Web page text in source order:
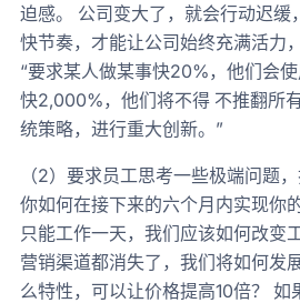
迫感。 公司变大了，就会行动迟缓
快节奏，才能让公司始终充满活力
“要求某人做某事快20%，他们会
快2,000%，他们将不得 不推翻所
统策略，进行重大创新。”
（2）要求员工思考一些极端问题
你如何在接下来的六个月内实现你
只能工作一天，我们应该如何改变
营销渠道都消失了，我们将如何发
么特性，可以让价格提高10倍？ 如